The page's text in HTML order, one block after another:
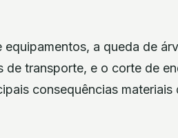
a queda de
transporte, e o corte de
consequências materiais